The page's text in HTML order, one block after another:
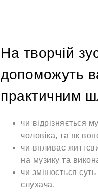
На творчій
допоможуть
практичним
чи відрізняється
чоловіка, та як
чи впливає
на музику та
чи змінюється
слухача.